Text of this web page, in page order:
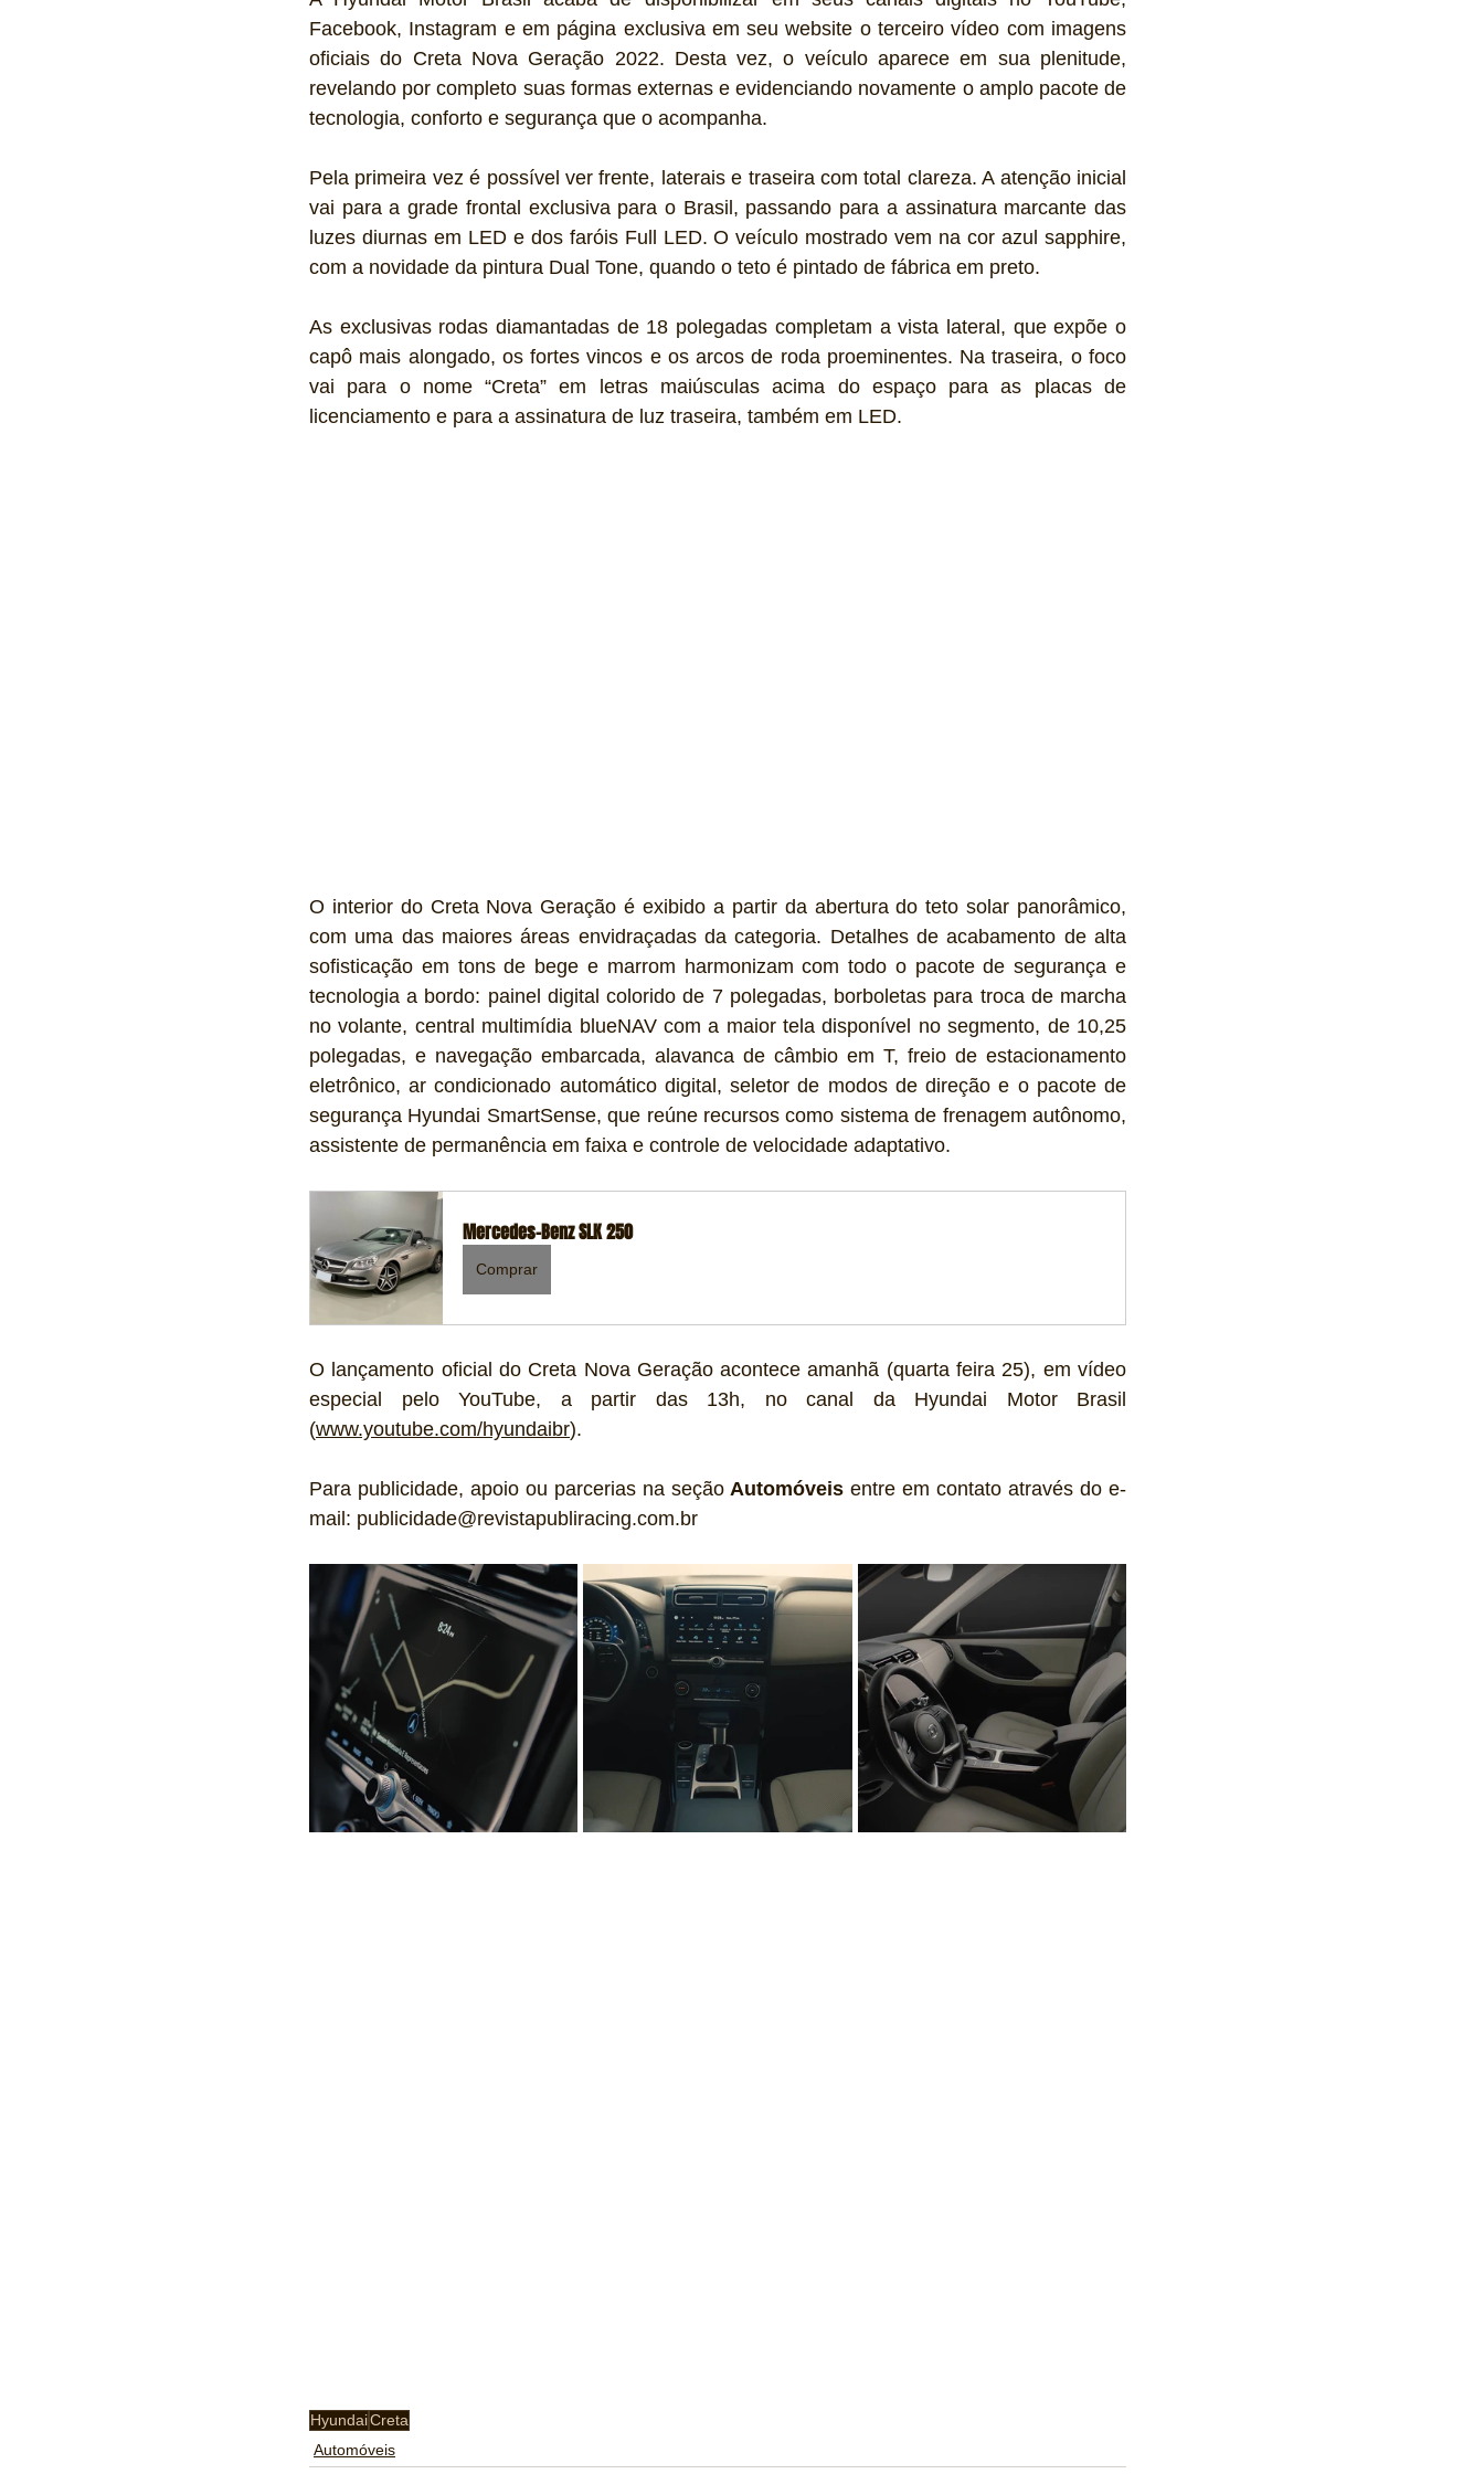
Facebook, Instagram e em página exclusiva em seu website o terceiro vídeo com imagens
oficiais do Creta Nova Geração 2022. Desta vez, o veículo aparece em sua plenitude,
revelando por completo suas formas externas e evidenciando novamente o amplo pacote de
tecnologia, conforto e segurança que o acompanha.
Pela primeira vez é possível ver frente, laterais e traseira com total clareza. A atenção inicial
vai para a grade frontal exclusiva para o Brasil, passando para a assinatura marcante das
luzes diurnas em LED e dos faróis Full LED. O veículo mostrado vem na cor azul sapphire,
com a novidade da pintura Dual Tone, quando o teto é pintado de fábrica em preto.
As exclusivas rodas diamantadas de 18 polegadas completam a vista lateral, que expõe o
capô mais alongado, os fortes vincos e os arcos de roda proeminentes. Na traseira, o foco
vai para o nome “Creta” em letras maiúsculas acima do espaço para as placas de
licenciamento e para a assinatura de luz traseira, também em LED.
O interior do Creta Nova Geração é exibido a partir da abertura do teto solar panorâmico,
com uma das maiores áreas envidraçadas da categoria. Detalhes de acabamento de alta
sofisticação em tons de bege e marrom harmonizam com todo o pacote de segurança e
tecnologia a bordo: painel digital colorido de 7 polegadas, borboletas para troca de marcha
no volante, central multimídia blueNAV com a maior tela disponível no segmento, de 10,25
polegadas, e navegação embarcada, alavanca de câmbio em T, freio de estacionamento
eletrônico, ar condicionado automático digital, seletor de modos de direção e o pacote de
segurança Hyundai SmartSense, que reúne recursos como sistema de frenagem autônomo,
assistente de permanência em faixa e controle de velocidade adaptativo.
Mercedes-Benz SLK 250
Comprar
O lançamento oficial do Creta Nova Geração acontece amanhã (quarta feira 25), em vídeo
especial pelo YouTube, a partir das 13h, no canal da Hyundai Motor Brasil
(www.youtube.com/hyundaibr).
Para publicidade, apoio ou parcerias na seção Automóveis entre em contato através do e-
mail: publicidade@revistapubliracing.com.br
HyundaiCreta
Automóveis